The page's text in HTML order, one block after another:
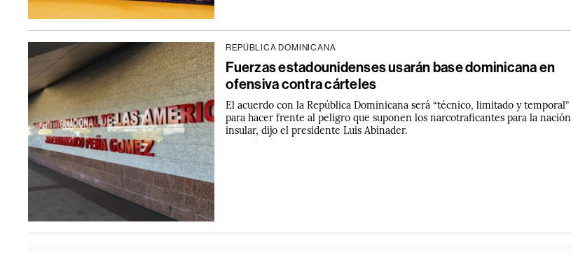
REPÚBLICA DOMINICANA
Fuerzas estadounidenses usarán base dominicana en
ofensiva contra cárteles
El acuerdo con la República Dominicana será “técnico, limitado y temporal”
para hacer frente al peligro que suponen los narcotraficantes para la nación
insular, dijo el presidente Luis Abinader.